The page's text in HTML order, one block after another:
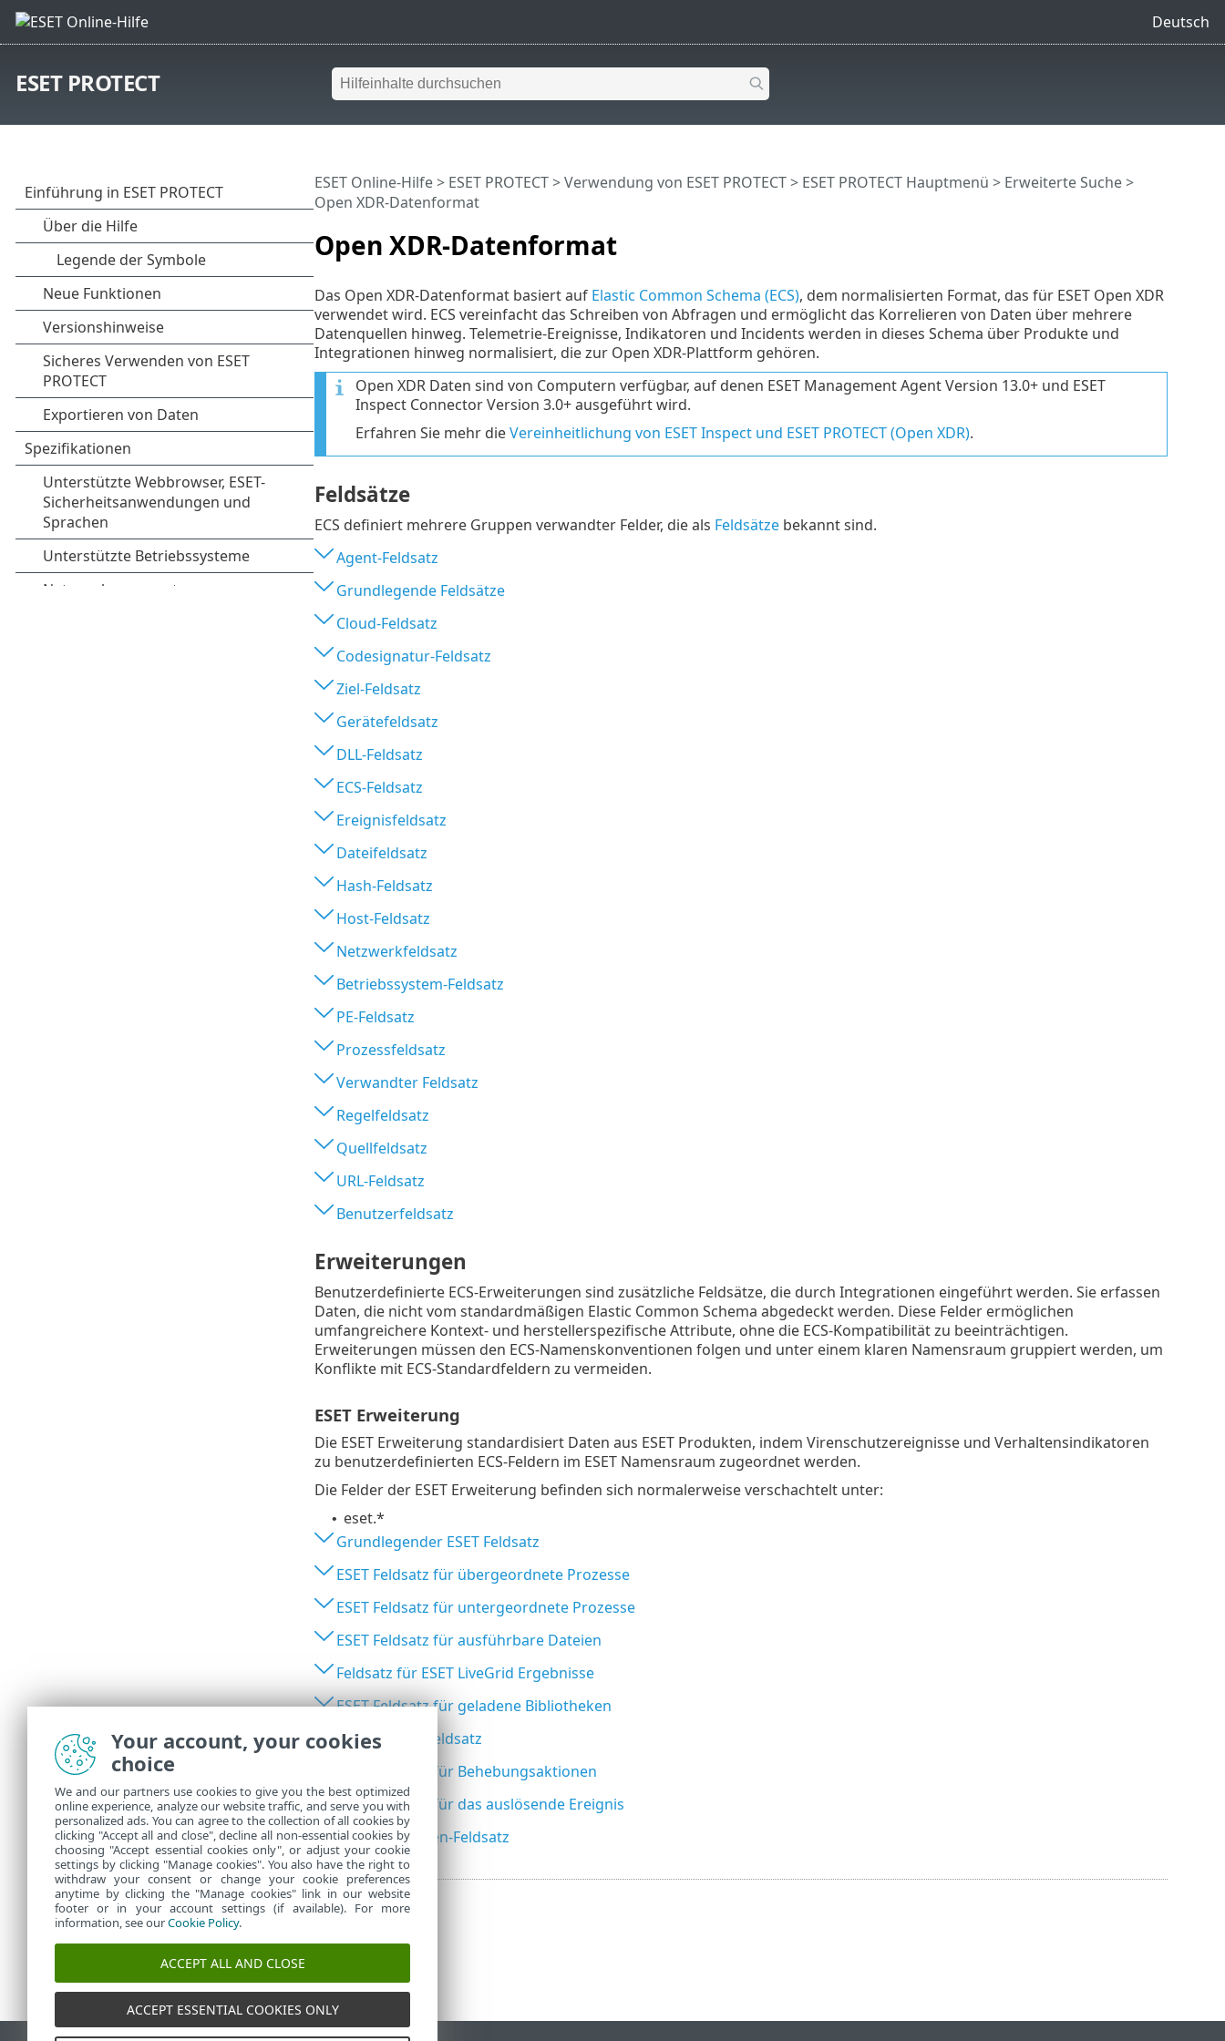
Deutsch
ESET PROTECT
Open XDR-Datenformat
ESET Online-Hilfe> ESET PROTECT>Verwendung von ESET PROTECT> ESET PROTECT Hauptmenü > Erweiterte Suche>
Open XDR-Datenformat
Das Open XDR-Datenformat basiert auf Elastic Common Schema (ECS), dem normalisierten Format, das für ESET Open XDR
verwendet wird. ECS vereinfacht das Schreiben von Abfragen und ermöglicht das Korrelieren von Daten über mehrere
Datenquellen hinweg. Telemetrie-Ereignisse, Indikatoren und Incidents werden in dieses Schema über Produkte und
Integrationen hinweg normalisiert, die zur Open XDR-Plattform gehören.
Open XDR Daten sind von Computern verfügbar, auf denen ESET Management Agent Version 13.0+ und ESET
Inspect Connector Version 3.0+ ausgeführt wird.
Erfahren Sie mehr dieVereinheitlichung von ESET Inspect und ESET PROTECT (Open XDR).
Feldsätze
ECS definiert mehrere Gruppen verwandter Felder, die als Feldsätzebekannt sind.
Agent-Feldsatz
Grundlegende Feldsätze
Cloud-Feldsatz
Codesignatur-Feldsatz
Ziel-Feldsatz
Gerätefeldsatz
DLL-Feldsatz
ECS-Feldsatz
Ereignisfeldsatz
Dateifeldsatz
Hash-Feldsatz
Host-Feldsatz
Netzwerkfeldsatz
Betriebssystem-Feldsatz
PE-Feldsatz
Prozessfeldsatz
Verwandter Feldsatz
Regelfeldsatz
Quellfeldsatz
URL-Feldsatz
Benutzerfeldsatz
Erweiterungen
Benutzerdefinierte ECS-Erweiterungen sind zusätzliche Feldsätze, die durch Integrationen eingeführt werden. Sie erfassen
Daten, die nicht vom standardmäßigen Elastic Common Schema abgedeckt werden. Diese Felder ermöglichen
umfangreichere Kontext- und herstellerspezifische Attribute, ohne die ECS-Kompatibilität zu beeinträchtigen.
Erweiterungen müssen den ECS-Namenskonventionen folgen und unter einem klaren Namensraum gruppiert werden, um
Konflikte mit ECS-Standardfeldern zu vermeiden.
ESET Erweiterung
Die ESET Erweiterung standardisiert Daten aus ESET Produkten, indem Virenschutzereignisse und Verhaltensindikatoren
zu benutzerdefinierten ECS-Feldern im ESET Namensraum zugeordnet werden.
Die Felder der ESET Erweiterung befinden sich normalerweise verschachtelt unter:
• eset.*
Grundlegender ESET Feldsatz
ESET Feldsatz für übergeordnete Prozesse
ESET Feldsatz für untergeordnete Prozesse
ESET Feldsatz für ausführbare Dateien
Feldsatz für ESET LiveGrid Ergebnisse
ESET Feldsatz für geladene Bibliotheken
ESET Prozessfeldsatz
ESET Feldsatz für Behebungsaktionen
ESET Feldsatz für das auslösende Ereignis
ESET Metadaten-Feldsatz
Your account, your cookies
choice
We and our partners use cookies to give you the best optimized
online experience, analyze our website traffic, and serve you with
personalized ads. You can agree to the collection of all cookies by
clicking "Accept all and close", decline all non-essential cookies by
choosing "Accept essential cookies only", or adjust your cookie
settings by clicking "Manage cookies". You also have the right to
withdraw your consent or change your cookie preferences
anytime by clicking the "Manage cookies" link in our website
footer or in your account settings (if available). For more
information, see ourCookie Policy.
ACCEPT ALL AND CLOSE
ACCEPT ESSENTIAL COOKIES ONLY